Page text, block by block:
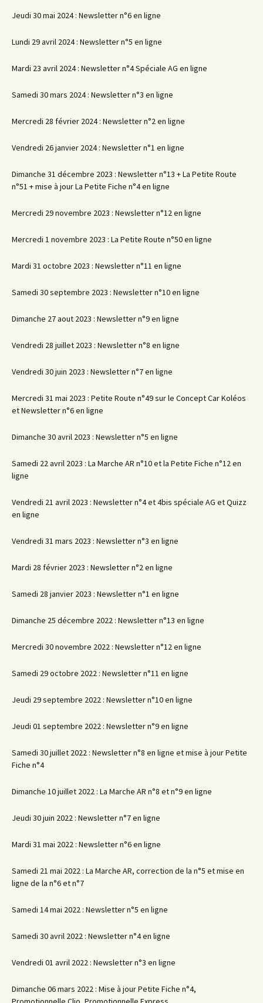
Jeudi 30 mai 2024 : Newsletter n°6 en ligne
Lundi 29 avril 2024 : Newsletter n°5 en ligne
Mardi 23 avril 2024 : Newsletter n°4 Spéciale AG en ligne
Samedi 30 mars 2024 : Newsletter n°3 en ligne
Mercredi 28 février 2024 : Newsletter n°2 en ligne
Vendredi 26 janvier 2024 : Newsletter n°1 en ligne
Dimanche 31 décembre 2023 : Newsletter n°13 + La Petite Route
n°51 + mise à jour La Petite Fiche n°4 en ligne
Mercredi 29 novembre 2023 : Newsletter n°12 en ligne
Mercredi 1 novembre 2023 : La Petite Route n°50 en ligne
Mardi 31 octobre 2023 : Newsletter n°11 en ligne
Samedi 30 septembre 2023 : Newsletter n°10 en ligne
Dimanche 27 aout 2023 : Newsletter n°9 en ligne
Vendredi 28 juillet 2023 : Newsletter n°8 en ligne
Vendredi 30 juin 2023 : Newsletter n°7 en ligne
Mercredi 31 mai 2023 : Petite Route n°49 sur le Concept Car Koléos
et Newsletter n°6 en ligne
Dimanche 30 avril 2023 : Newsletter n°5 en ligne
Samedi 22 avril 2023 : La Marche AR n°10 et la Petite Fiche n°12 en
ligne
Vendredi 21 avril 2023 : Newsletter n°4 et 4bis spéciale AG et Quizz
en ligne
Vendredi 31 mars 2023 : Newsletter n°3 en ligne
Mardi 28 février 2023 : Newsletter n°2 en ligne
Samedi 28 janvier 2023 : Newsletter n°1 en ligne
Dimanche 25 décembre 2022 : Newsletter n°13 en ligne
Mercredi 30 novembre 2022 : Newsletter n°12 en ligne
Samedi 29 octobre 2022 : Newsletter n°11 en ligne
Jeudi 29 septembre 2022 : Newsletter n°10 en ligne
Jeudi 01 septembre 2022 : Newsletter n°9 en ligne
Samedi 30 juillet 2022 : Newsletter n°8 en ligne et mise à jour Petite
Fiche n°4
Dimanche 10 juillet 2022 : La Marche AR n°8 et n°9 en ligne
Jeudi 30 juin 2022 : Newsletter n°7 en ligne
Mardi 31 mai 2022 : Newsletter n°6 en ligne
Samedi 21 mai 2022 : La Marche AR, correction de la n°5 et mise en
ligne de la n°6 et n°7
Samedi 14 mai 2022 : Newsletter n°5 en ligne
Samedi 30 avril 2022 : Newsletter n°4 en ligne
Vendredi 01 avril 2022 : Newsletter n°3 en ligne
Dimanche 06 mars 2022 : Mise à jour Petite Fiche n°4,